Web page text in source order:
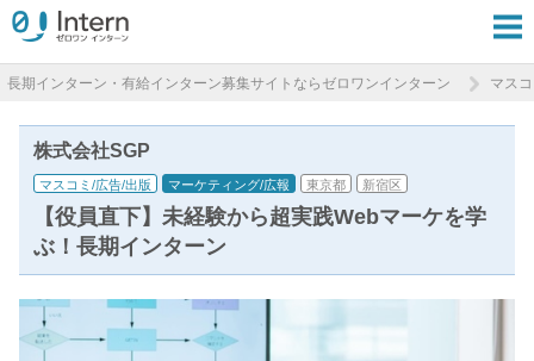
長期インターン・有給インターン募集サイトならゼロワンインターン マス
株式会社SGP
マスコミ/広告/出版 マーケティング/広報 東京都 新宿区
【役員直下】未経験から超実践Webマーケを学
ぶ！長期インターン